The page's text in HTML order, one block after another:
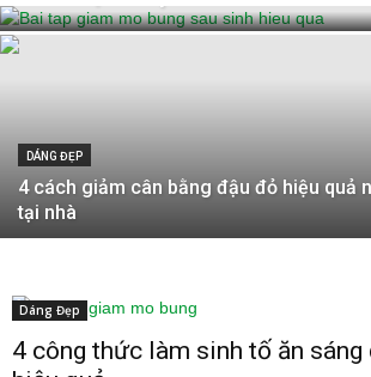
DÁNG ĐẸP
4 cách giảm cân bằng đậu đỏ hiệu quả
tại nhà
Dáng Đẹp
4 công thức làm sinh tố ăn sáng